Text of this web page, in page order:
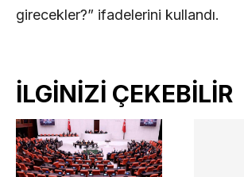
girecekler?” ifadelerini kullandı.
İLGİNİZİ ÇEKEBİLİR